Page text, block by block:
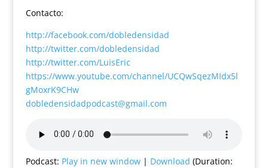
Contacto:
http://facebook.com/dobledensidad
http://twitter.com/dobledensidad
http://twitter.com/LuisEric
https://www.youtube.com/channel/UCQwSqezMIdx5l
gMoxrK9CHw
dobledensidadpodcast@gmail.com
Podcast: Play in new window| Download (Duration: